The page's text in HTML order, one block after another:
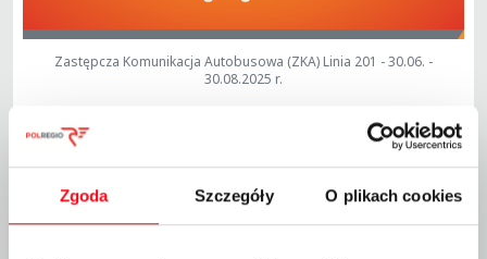
Zgoda Szczegóły O plikach cookies
Zastępcza Komunikacja Autobusowa (ZKA) Linia 201 - 30.06. -
30.08.2025 r.
Informujemy, że
Zastępcza
Komunikacja Autobusowa (ZKA) na poniższych
Kartuzy - Gdańsk Rębiechowo - Kartuzy
Kościerzyna - Kartuzy - Kościerzyna
Kościerzyna - Chojnice - Kościerzyna